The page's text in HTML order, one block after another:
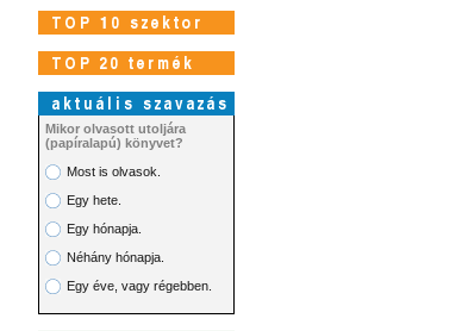
Mikor olvasott utoljára
(papíralapú) könyvet?
Most is olvasok.
Egy hete.
Egy hónapja.
Néhány hónapja.
Egy éve, vagy régebben.